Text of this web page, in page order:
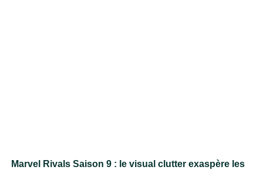
Marvel Rivals Saison 9 : le visual clutter exaspère les